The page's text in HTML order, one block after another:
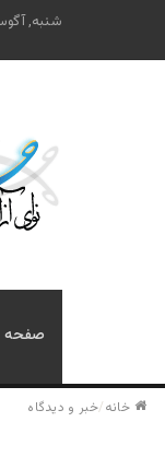
شنبه, آگوست 8
خانه/خبر و دیدگاه